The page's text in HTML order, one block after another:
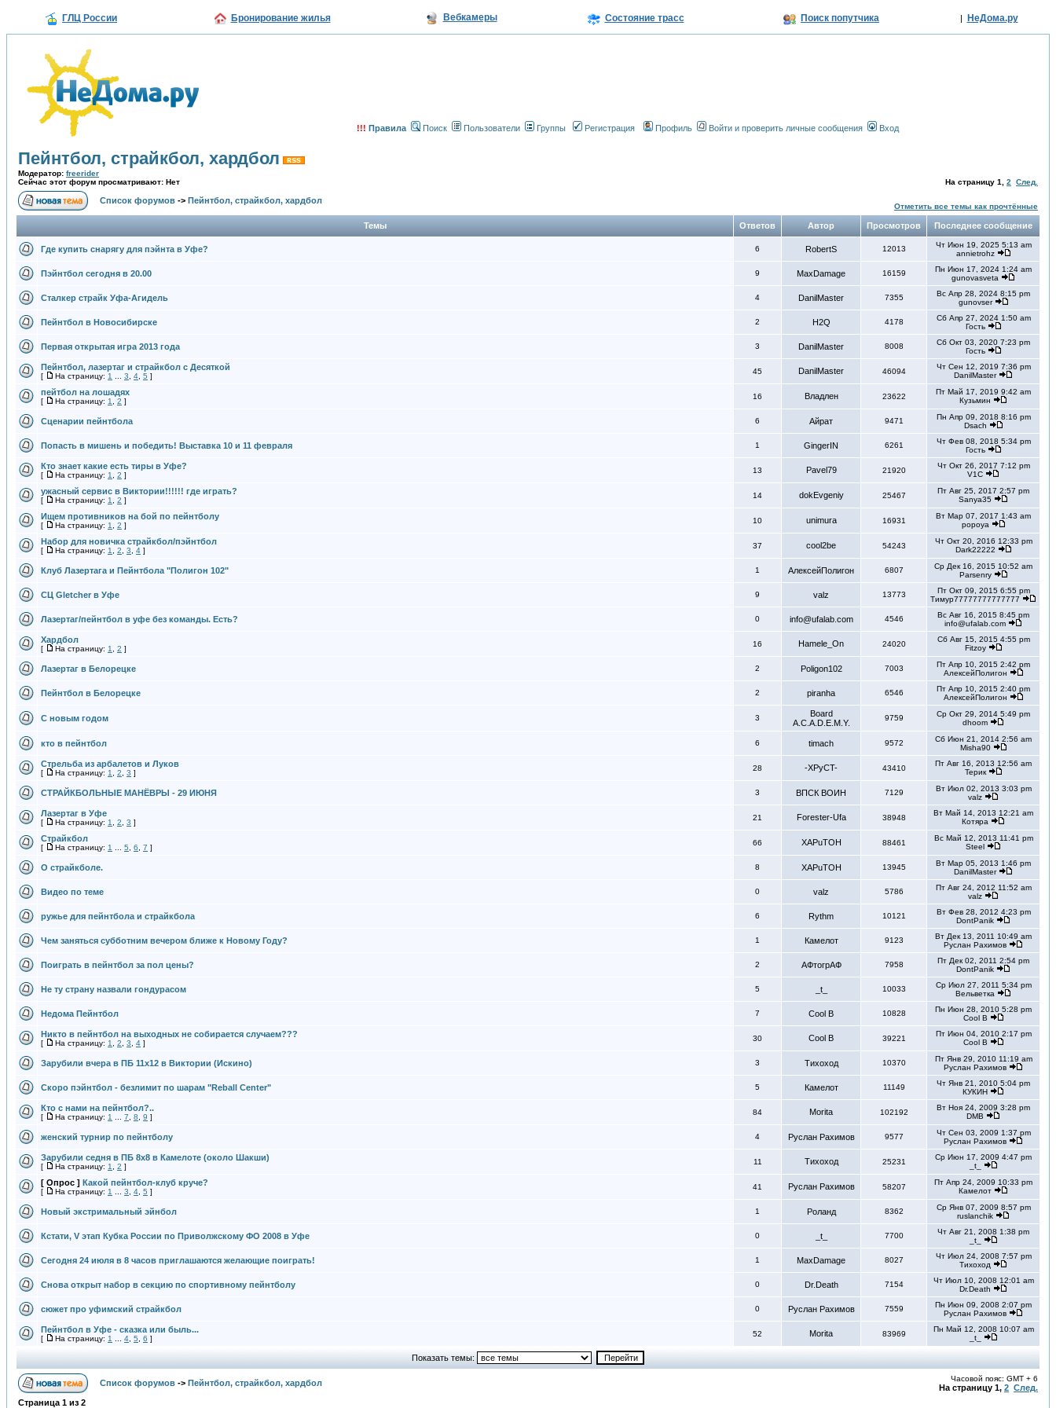
ГЛЦ России Бронирование жилья Вебкамеры Состояние трасс Поиск попутчика | НеДома.ру
!!! Правила Поиск Пользователи Группы Регистрация Профиль Войти и проверить личные сообщения Вход
Пейнтбол, страйкбол, хардбол
Модератор: freerider
Сейчас этот форум просматривают: Нет
На страницу 1 2 След.
Список форумов -> Пейнтбол, страйкбол, хардбол
Отметить все темы как прочтённые
Темы Ответов Автор Просмотров Последнее сообщение
Где купить снарягу для пэйнта в Уфе? 6 RobertS 12013
Чт Июн 19, 2025 5:13 am
annietrohz
Пэйнтбол сегодня в 20.00 9 MaxDamage 16159
Пн Июн 17, 2024 1:24 am
gunovasveta
Сталкер страйк Уфа-Агидель 4 DanilMaster 7355
Вс Апр 28, 2024 8:15 pm
gunovser
Пейнтбол в Новосибирске 2 H2Q 4178
Сб Апр 27, 2024 1:50 am
Гость
Первая открытая игра 2013 года 3 DanilMaster 8008
Сб Окт 03, 2020 7:23 pm
Гость
Пейнтбол, лазертаг и страйкбол с Десяткой
[ На страницу: 1 3 4 5 ]
45 DanilMaster 46094
Чт Сен 12, 2019 7:36 pm
DanilMaster
пейтбол на лошадях
[ На страницу: 1 2 ]
16 Владлен 23622
Пт Май 17, 2019 9:42 am
Кузьмин
Сценарии пейнтбола 6 Aйрат 9471
Пн Апр 09, 2018 8:16 pm
Dsach
Попасть в мишень и победить! Выставка 10 и 11 февраля 1 GingerIN 6261
Чт Фев 08, 2018 5:34 pm
Гость
Кто знает какие есть тиры в Уфе?
[ На страницу: 1 2 ]
13 Pavel79 21920
Чт Окт 26, 2017 7:12 pm
V1С
ужасный сервис в Виктории!!!!!! где играть?
[ На страницу: 1 2 ]
14 dokEvgeniy 25467
Пт Авг 25, 2017 2:57 pm
Sanya35
Ищем противников на бой по пейнтболу
[ На страницу: 1 2 ]
10 unimura 16931
Вт Мар 07, 2017 1:43 am
popoya
Набор для новичка страйкбол/пэйнтбол
[ На страницу: 1 2 3 4 ]
37 cool2be 54243
Чт Окт 20, 2016 12:33 pm
Dark22222
Клуб Лазертага и Пейнтбола "Полигон 102" 1 АлексейПолигон 6807
Ср Дек 16, 2015 10:52 am
Parsenry
СЦ Gletcher в Уфе 9 valz 13773
Пт Окт 09, 2015 6:55 pm
Тимур77777777777777
Лазертаг/пейнтбол в уфе без команды. Есть? 0 info@ufalab.com 4546
Вс Авг 16, 2015 8:45 pm
info@ufalab.com
Хардбол
[ На страницу: 1 2 ]
16 Hamele_On 24020
Сб Авг 15, 2015 4:55 pm
Fitzoy
Лазертаг в Белорецке 2 Poligon102 7003
Пт Апр 10, 2015 2:42 pm
АлексейПолигон
Пейнтбол в Белорецке 2 piranha 6546
Пт Апр 10, 2015 2:40 pm
АлексейПолигон
С новым годом 3
Board
A.C.A.D.E.M.Y.
9759
Ср Окт 29, 2014 5:49 pm
dhoom
кто в пейнтбол 6 timach 9572
Сб Июн 21, 2014 2:56 am
Misha90
Стрельба из арбалетов и Луков
[ На страницу: 1 2 3 ]
28 -XPyCT- 43410
Пт Авг 16, 2013 12:56 am
Терик
СТРАЙКБОЛЬНЫЕ МАНЁВРЫ - 29 ИЮНЯ 3 ВПСК ВОИН 7129
Вт Июл 02, 2013 3:03 pm
valz
Лазертаг в Уфе
[ На страницу: 1 2 3 ]
21 Forester-Ufa 38948
Вт Май 14, 2013 12:21 am
Котяра
Страйкбол
[ На страницу: 1 5 6 7 ]
66 XAPuTOH 88461
Вс Май 12, 2013 11:41 pm
Steel
О страйкболе. 8 XAPuTOH 13945
Вт Мар 05, 2013 1:46 pm
DanilMaster
Видео по теме 0 valz 5786
Пт Авг 24, 2012 11:52 am
valz
ружье для пейнтбола и страйкбола 6 Rythm 10121
Вт Фев 28, 2012 4:23 pm
DontPanik
Чем заняться субботним вечером ближе к Новому Году? 1 Камелот 9123
Вт Дек 13, 2011 10:49 am
Руслан Рахимов
Поиграть в пейнтбол за пол цены? 2 АФтогрАФ 7958
Пт Дек 02, 2011 2:54 pm
DontPanik
Не ту страну назвали гондурасом 5 _t_ 10033
Ср Июл 27, 2011 5:34 pm
Вельветка
Недома Пейнтбол 7 Cool B 10828
Пн Июн 28, 2010 5:28 pm
Cool B
Никто в пейнтбол на выходных не собирается случаем???
[ На страницу: 1 2 3 4 ]
30 Cool B 39221
Пт Июн 04, 2010 2:17 pm
Cool B
Зарубили вчера в ПБ 11х12 в Виктории (Искино) 3 Тихоход 10370
Пт Янв 29, 2010 11:19 am
Руслан Рахимов
Скоро пэйнтбол - безлимит по шарам "Reball Center" 5 Камелот 11149
Чт Янв 21, 2010 5:04 pm
КУКИН
Кто с нами на пейнтбол?..
[ На страницу: 1 7 8 9 ]
84 Morita 102192
Вт Ноя 24, 2009 3:28 pm
DMB
женский турнир по пейнтболу 4 Руслан Рахимов 9577
Чт Сен 03, 2009 1:37 pm
Руслан Рахимов
Зарубили седня в ПБ 8х8 в Камелоте (около Шакши)
[ На страницу: 1 2 ]
11 Тихоход 25231
Ср Июн 17, 2009 4:47 pm
_t_
[ Опрос ] Какой пейнтбол-клуб круче?
[ На страницу: 1 3 4 5 ]
41 Руслан Рахимов 58207
Пт Апр 24, 2009 10:33 pm
Камелот
Новый экстримальный эйнбол 1 Роланд 8362
Ср Янв 07, 2009 8:57 pm
ruslanchik
Кстати, V этап Кубка России по Приволжскому ФО 2008 в Уфе 0 _t_ 7700
Чт Авг 21, 2008 1:38 pm
_t_
Сегодня 24 июля в 8 часов приглашаются желающие поиграть! 1 MaxDamage 8027
Чт Июл 24, 2008 7:57 pm
Тихоход
Снова открыт набор в секцию по спортивному пейнтболу 0 Dr.Death 7154
Чт Июл 10, 2008 12:01 am
Dr.Death
сюжет про уфимский страйкбол 0 Руслан Рахимов 7559
Пн Июн 09, 2008 2:07 pm
Руслан Рахимов
Пейнтбол в Уфе - сказка или быль...
[ На страницу: 1 4 5 6 ]
52 Morita 83969
Пн Май 12, 2008 10:07 am
_t_
Показать темы:
Список форумов -> Пейнтбол, страйкбол, хардбол Часовой пояс: GMT + 6
На страницу 1, 2 След.
Страница 1 из 2